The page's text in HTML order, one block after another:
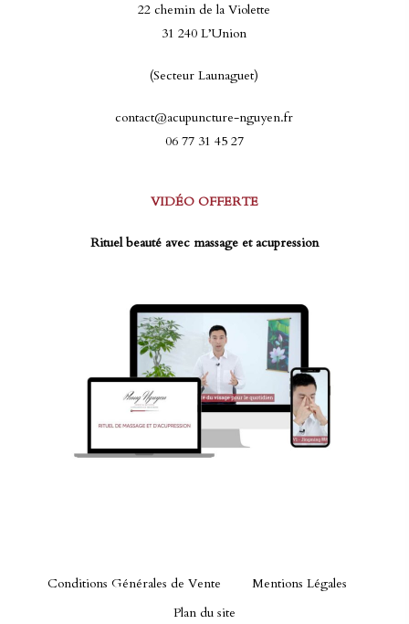
22 chemin de la Violette
31 240 L’Union
(Secteur Launaguet)
contact@acupuncture-nguyen.fr
06 77 31 45 27
VIDÉO OFFERTE
Rituel beauté avec massage et acupression
Conditions Générales de Vente
Mentions Légales
Plan du site